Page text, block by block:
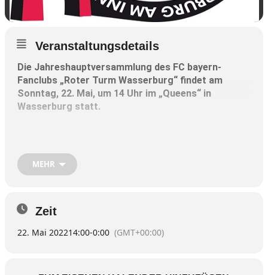
Veranstaltungsdetails
Die Jahreshauptversammlung des FC bayern-
Fanclubs „Roter Turm Wasserburg“ findet am
Sonntag, 22. Mai, um 14 Uhr im „Queens“ in
Wasserburg statt.
Die Tagesordnungspunkte:
TOP 1: Begrüßung durch den Präsidenten
TOP 2: Bericht Präsident
MEHR
Zeit
22. Mai 202214:00-0:00 (GMT+00:00)